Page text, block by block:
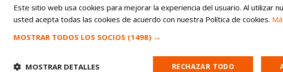
Este sitio web usa cookies para mejorar la experiencia del usuario. Al utilizar
usted acepta todas las cookies de acuerdo con nuestra Política de cookies.
MOSTRAR TODOS LOS SOCIOS (1498) →
RECHAZAR TODO
MOSTRAR DETALLES